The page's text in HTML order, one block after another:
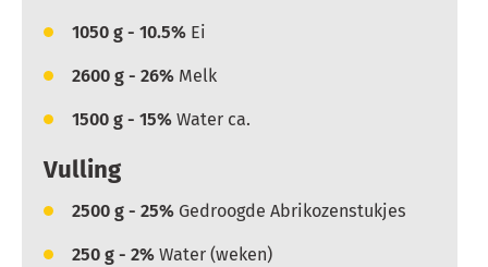
1050 g - 10.5% Ei
2600 g - 26% Melk
1500 g - 15% Water ca.
Vulling
2500 g - 25% Gedroogde Abrikozenstukjes
250 g - 2% Water (weken)